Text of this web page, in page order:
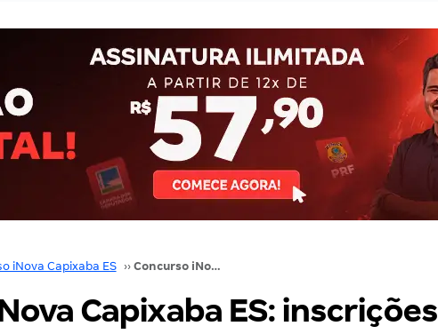
iNova Capixaba ES ›› Concurso iNova Capixaba ES: inscrições abertas para 932 VAGAS!
Capixaba ES: inscrições